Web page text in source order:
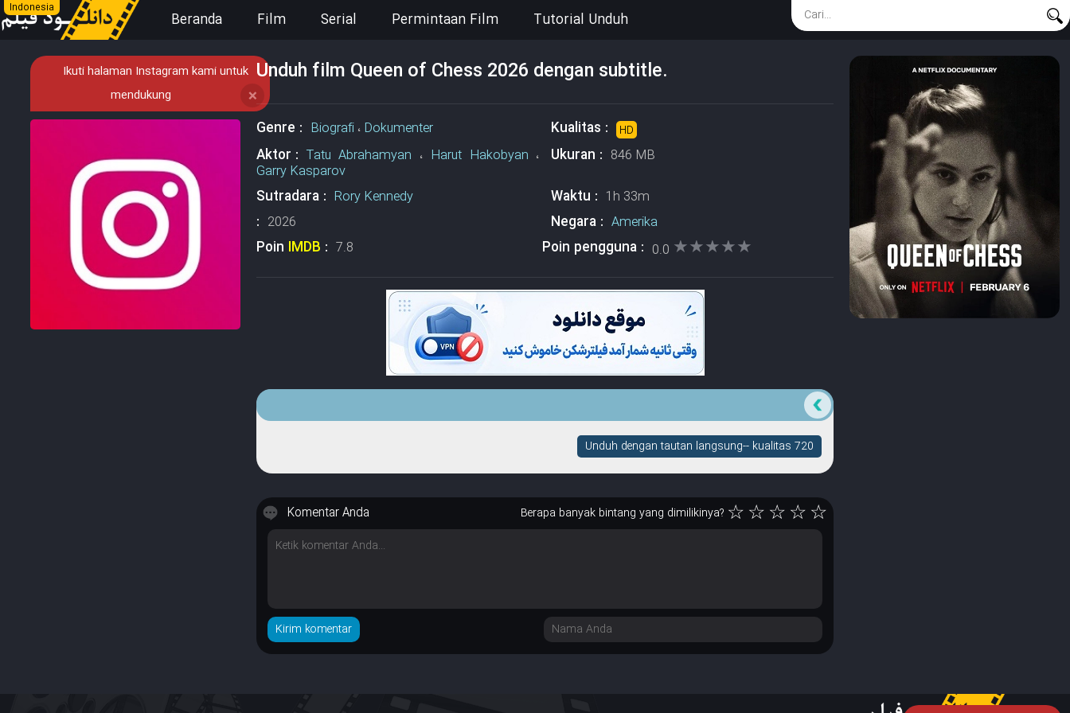
Indonesia
Beranda Film Serial Permintaan Film Tutorial Unduh
Ikuti halaman Instagram kami untuk
mendukung
❌
Unduh film Queen of Chess 2026 dengan subtitle.
Genre : Biografi، Dokumenter Kualitas : HD
Aktor : Tatu Abrahamyan ، Harut Hakobyan ،
Garry Kasparov
Ukuran : 846 MB
Sutradara : Rory Kennedy Waktu : 1h 33m
: 2026 Negara : Amerika
Poin IMDB : 7.8 Poin pengguna : 0.0 ★★★★★
★★★★★
Unduh dengan tautan langsung-- kualitas 720
Komentar Anda Berapa banyak bintang yang dimilikinya? ☆☆☆☆☆